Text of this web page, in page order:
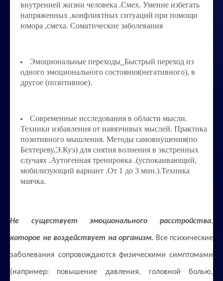
Психоэнергетическая гимнастика
Занятия по эзотерике
Ваша жизненная миссия
Экспресс-курс по Су-джок терапии
Воспитание ребенка без угроз и насилия
Строим счастливую семью
внутренней жизни человека .Смех. Умение избегать
напряженных ,конфликтных ситуаций при помощи
юмора ,смеха. Соматические заболевания
Эмоциональные переходы. Быстрый переход из
одного эмоционального состояния(негативного), в
другое (позитивное).
Современные исследования в области мысли.
Техники избавления от навязчивых мыслей. Практика
позитивного мышления. Методы самовнушения(по
Бехтереву,Э.Куэ) для снятия волнения в экстренных
случаях .Аутогенная тренировка .(успокаивающий,
мобилизующий вариант .От 1 до 3 мин.).Техника
маячка.
Не существует эмоционального расстройства,
которое не воздействует на организм. Все психические
заболевания сопровождаются физическими симптомами
(например: повышение давления, головной болью,